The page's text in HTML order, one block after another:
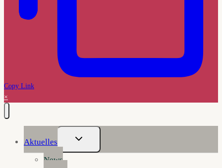
Copy Link
×
Aktuelles
Untermenü
Umschalten
News